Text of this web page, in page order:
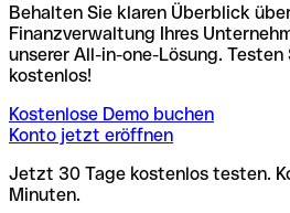
Behalten Sie klaren Überblick
Finanzverwaltung Ihres
unserer All-in-one-Lösung. Testen
kostenlos!
Kostenlose Demo buchen
Konto jetzt eröffnen
Jetzt 30 Tage kostenlos testen.
Minuten.